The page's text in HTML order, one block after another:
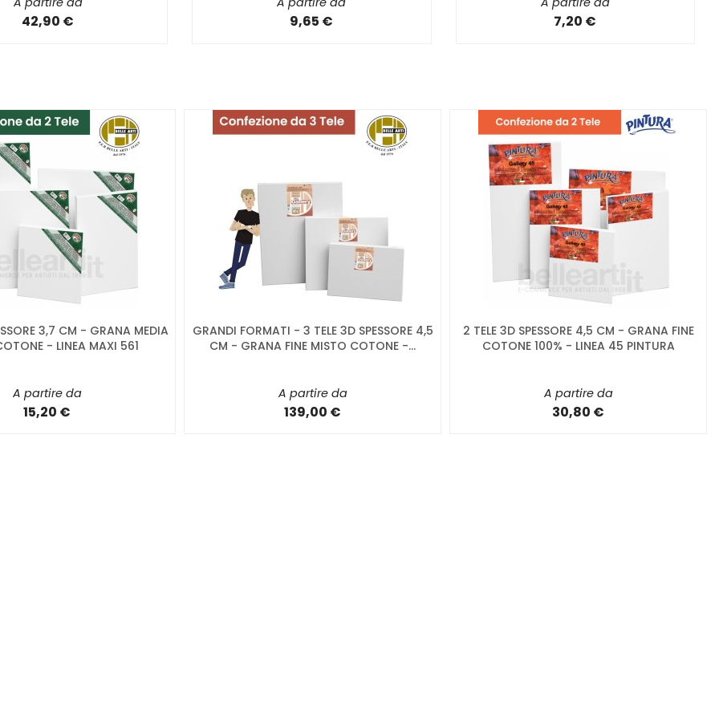
42,90 € 9,65 € 7,20 €
3,7 CM - GRANA MEDIA
- LINEA MAXI 561
A partire da
15,20 €
GRANDI FORMATI - 3 TELE 3D SPESSORE 4,5
CM - GRANA FINE MISTO COTONE -...
A partire da
139,00 €
2 TELE 3D SPESSORE 4,5 CM - GRANA FINE
COTONE 100% - LINEA 45 PINTURA
A partire da
30,80 €